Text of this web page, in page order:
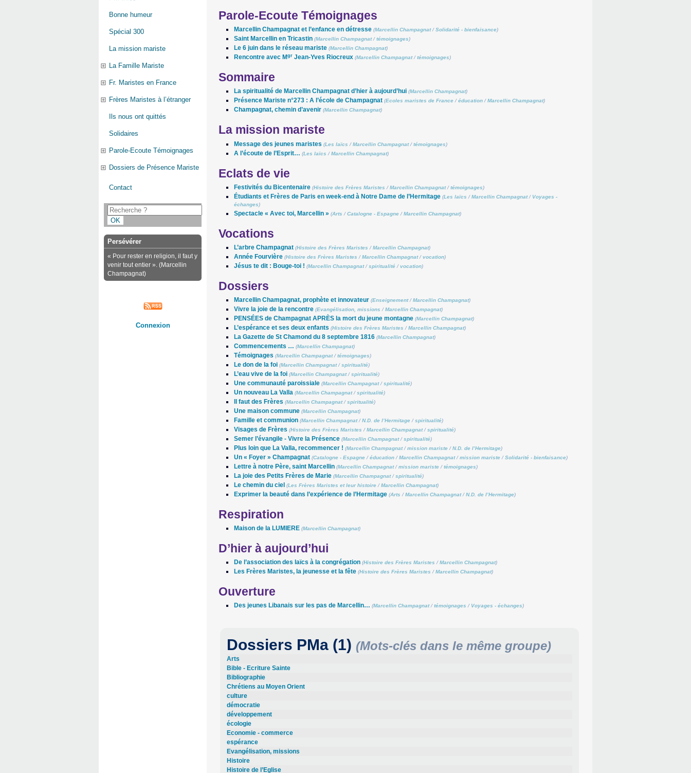
Parole-Ecoute Témoignages
Marcellin Champagnat et l’enfance en détresse (Marcellin Champagnat/Solidarité - bienfaisance)
Saint Marcellin en Tricastin (Marcellin Champagnat/témoignages)
Le 6 juin dans le réseau mariste (Marcellin Champagnat)
Rencontre avec MgrJean-Yves Riocreux (Marcellin Champagnat/témoignages)
Sommaire
La spiritualité de Marcellin Champagnat d’hier à aujourd’hui (Marcellin Champagnat)
Présence Mariste n°273 : A l’école de Champagnat (Ecoles maristes de France/éducation/Marcellin Champagnat)
Champagnat, chemin d’avenir (Marcellin Champagnat)
La mission mariste
Message des jeunes maristes (Les laïcs /Marcellin Champagnat/témoignages)
A l’écoute de l’Esprit… (Les laïcs /Marcellin Champagnat)
Eclats de vie
Festivités du Bicentenaire (Histoire des Frères Maristes /Marcellin Champagnat/témoignages)
Étudiants et Frères de Paris en week-end à Notre Dame de l’Hermitage (Les laïcs /Marcellin Champagnat/ Voyages -
échanges)
Spectacle « Avec toi, Marcellin » (Arts /Catalogne - Espagne/Marcellin Champagnat)
Vocations
L’arbre Champagnat (Histoire des Frères Maristes /Marcellin Champagnat)
Année Fourvière (Histoire des Frères Maristes /Marcellin Champagnat/vocation)
Jésus te dit : Bouge-toi ! (Marcellin Champagnat/spiritualité/vocation)
Dossiers
Marcellin Champagnat, prophète et innovateur (Enseignement/Marcellin Champagnat)
Vivre la joie de la rencontre (Evangélisation, missions /Marcellin Champagnat)
PENSÉES de Champagnat APRÈS la mort du jeune montagne (Marcellin Champagnat)
L’espérance et ses deux enfants (Histoire des Frères Maristes /Marcellin Champagnat)
La Gazette de St Chamond du 8 septembre 1816 (Marcellin Champagnat)
Commencements … (Marcellin Champagnat)
Témoignages (Marcellin Champagnat/témoignages)
Le don de la foi (Marcellin Champagnat/spiritualité)
L’eau vive de la foi (Marcellin Champagnat/spiritualité)
Une communauté paroissiale (Marcellin Champagnat/spiritualité)
Un nouveau La Valla (Marcellin Champagnat/spiritualité)
Il faut des Frères (Marcellin Champagnat/spiritualité)
Une maison commune (Marcellin Champagnat)
Famille et communion (Marcellin Champagnat/N.D. de l’Hermitage/spiritualité)
Visages de Frères (Histoire des Frères Maristes /Marcellin Champagnat/spiritualité)
Semer l’évangile - Vivre la Présence (Marcellin Champagnat/spiritualité)
Plus loin que La Valla, recommencer ! (Marcellin Champagnat/mission mariste/N.D. de l’Hermitage)
Un « Foyer » Champagnat (Catalogne - Espagne/éducation/Marcellin Champagnat/mission mariste/Solidarité - bienfaisance)
Lettre à notre Père, saint Marcellin (Marcellin Champagnat/mission mariste/témoignages)
La joie des Petits Frères de Marie (Marcellin Champagnat/spiritualité)
Le chemin du ciel (Les Frères Maristes et leur histoire/Marcellin Champagnat)
Exprimer la beauté dans l’expérience de l’Hermitage (Arts /Marcellin Champagnat/N.D. de l’Hermitage)
Respiration
Maison de la LUMIERE (Marcellin Champagnat)
D’hier à aujourd’hui
De l’association des laïcs à la congrégation (Histoire des Frères Maristes /Marcellin Champagnat)
Les Frères Maristes, la jeunesse et la fête (Histoire des Frères Maristes /Marcellin Champagnat)
Ouverture
Des jeunes Libanais sur les pas de Marcellin… (Marcellin Champagnat/témoignages / Voyages - échanges)
Dossiers PMa (1) (Mots-clés dans le même groupe)
Arts
Bible - Ecriture Sainte
Bibliographie
Chrétiens au Moyen Orient
culture
démocratie
développement
écologie
Economie - commerce
espérance
Evangélisation, missions
Histoire
Histoire de l’Eglise
Bonne humeur
Spécial 300
La mission mariste
La Famille Mariste
Fr. Maristes en France
Frères Maristes à l’étranger
Ils nous ont quittés
Solidaires
Parole-Ecoute Témoignages
Dossiers de Présence Mariste
Contact
Persévérer
« Pour rester en religion, il faut y
venir tout entier ». (Marcellin
Champagnat)
Connexion